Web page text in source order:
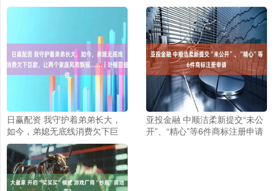
日赢配资 我守护着弟弟长大，
如今，弟媳无底线消费欠下巨
款，让两个家庭风雨飘摇……丨
叶檀回信
亚投金融 中顺洁柔新提交“未公
开”、“精心”等6件商标注册申请